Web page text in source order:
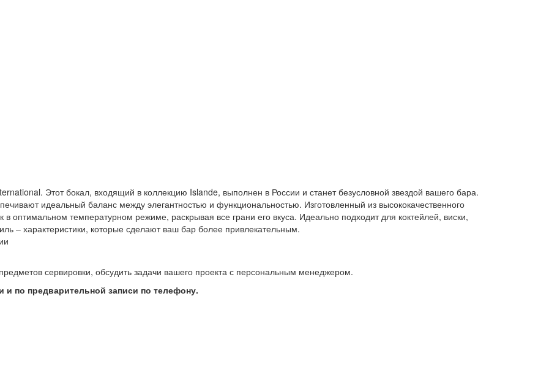
Этот бокал, входящий в коллекцию Islande, выполнен в России и станет безусловной звездой вашего бара.
идеальный баланс между элегантностью и функциональностью. Изготовленный из высококачественного
в оптимальном температурном режиме, раскрывая все грани его вкуса. Идеально подходит для коктейлей, виски,
– характеристики, которые сделают ваш бар более привлекательным.
сервировки, обсудить задачи вашего проекта с персональным менеджером.
по предварительной записи по телефону.